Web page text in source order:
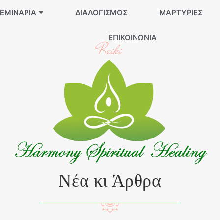
ΔΙΑΛΟΓΙΣΜΌΣ ΜΑΡΤΥΡΊΕΣ
ΕΠΙΚΟΙΝΩΝΊΑ
Reiki
Νέα κι Άρθρα